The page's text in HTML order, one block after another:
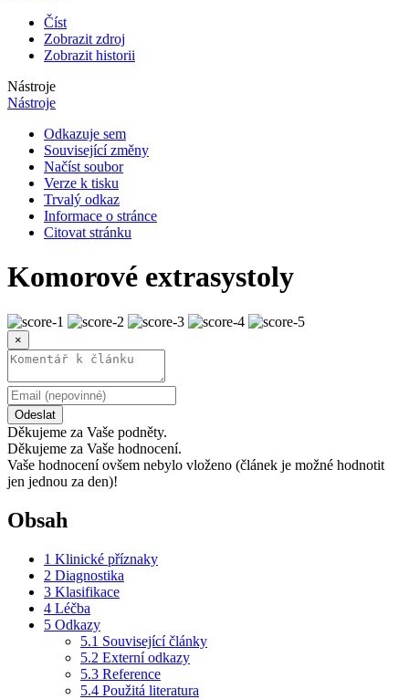
Číst
Zobrazit zdroj
Zobrazit historii
Nástroje
Nástroje
Odkazuje sem
Související změny
Načíst soubor
Verze k tisku
Trvalý odkaz
Informace o stránce
Citovat stránku
Komorové extrasystoly
×
Odeslat
Děkujeme za Vaše podněty.
Děkujeme za Vaše hodnocení.
Vaše hodnocení ovšem nebylo vloženo (článek je možné hodnotit
jen jednou za den)!
Obsah
1 Klinické příznaky
2 Diagnostika
3 Klasifikace
4 Léčba
5 Odkazy
5.1 Související články
5.2 Externí odkazy
5.3 Reference
5.4 Použitá literatura